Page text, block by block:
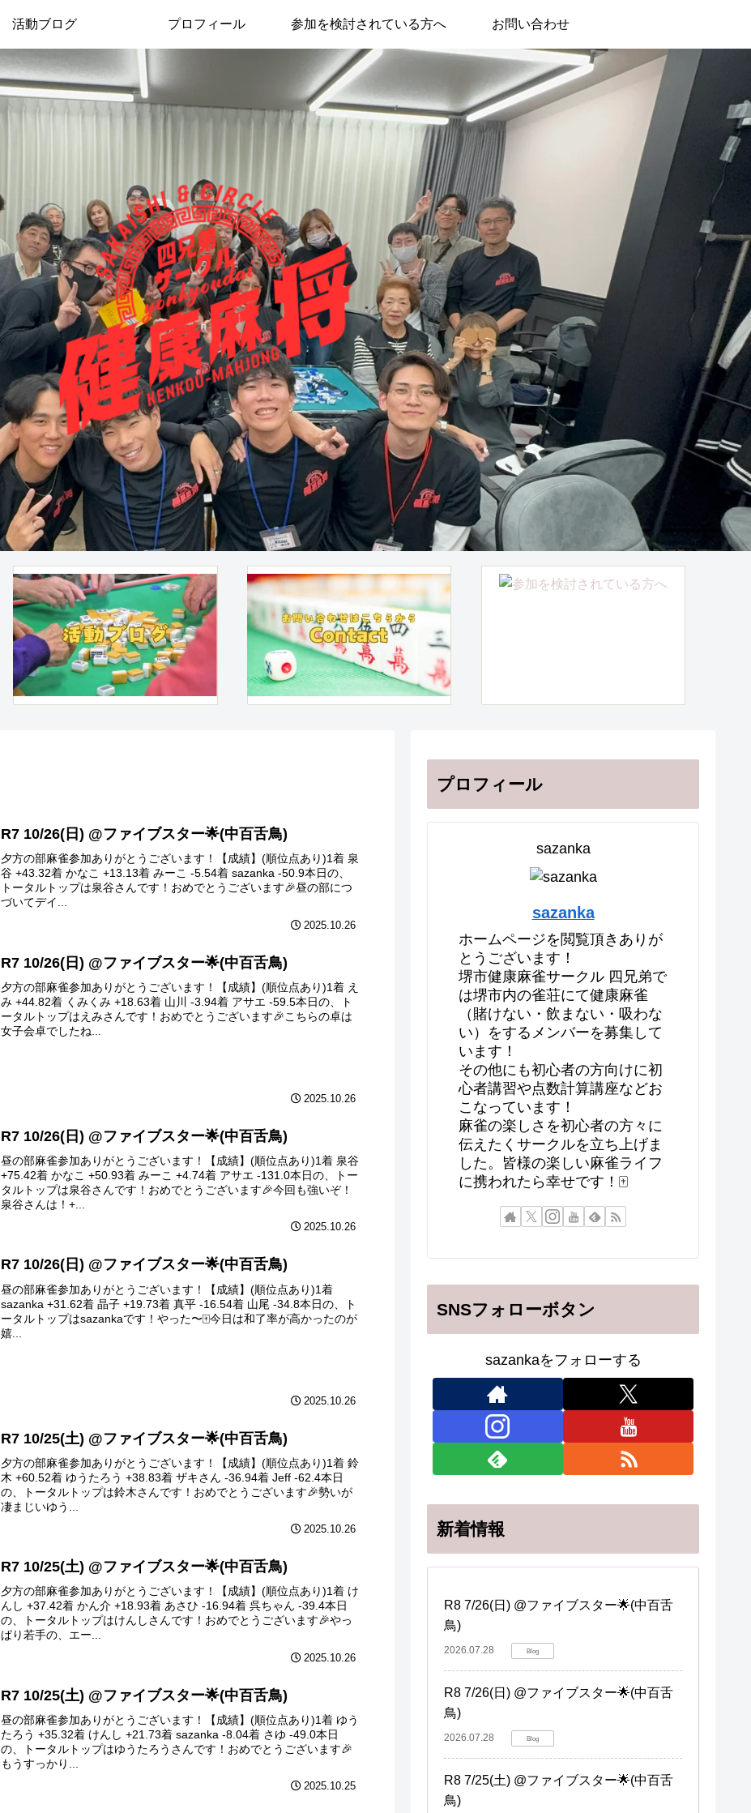
活動ブログ プロフィール 参加を検討されている方へ お問い合わせ
R7 10/26(日) @ファイブスター🌟(中百舌鳥)
夕方の部麻雀参加ありがとうございます！【成績】(順位点あり)1着 泉
谷 +43.32着 かなこ +13.13着 みーこ -5.54着 sazanka -50.9本日の、
トータルトップは泉谷さんです！おめでとうございます🎉昼の部につ
づいてデイ...
2025.10.26
R7 10/26(日) @ファイブスター🌟(中百舌鳥)
夕方の部麻雀参加ありがとうございます！【成績】(順位点あり)1着 え
み +44.82着 くみくみ +18.63着 山川 -3.94着 アサエ -59.5本日の、ト
ータルトップはえみさんです！おめでとうございます🎉こちらの卓は
女子会卓でしたね...
2025.10.26
R7 10/26(日) @ファイブスター🌟(中百舌鳥)
昼の部麻雀参加ありがとうございます！【成績】(順位点あり)1着 泉谷
+75.42着 かなこ +50.93着 みーこ +4.74着 アサエ -131.0本日の、トー
タルトップは泉谷さんです！おめでとうございます🎉今回も強いぞ！
泉谷さんは！+...
2025.10.26
R7 10/26(日) @ファイブスター🌟(中百舌鳥)
昼の部麻雀参加ありがとうございます！【成績】(順位点あり)1着
sazanka +31.62着 晶子 +19.73着 真平 -16.54着 山尾 -34.8本日の、ト
ータルトップはsazankaです！やった〜🀄️今日は和了率が高かったのが
嬉...
2025.10.26
R7 10/25(土) @ファイブスター🌟(中百舌鳥)
夕方の部麻雀参加ありがとうございます！【成績】(順位点あり)1着 鈴
木 +60.52着 ゆうたろう +38.83着 ザキさん -36.94着 Jeff -62.4本日
の、トータルトップは鈴木さんです！おめでとうございます🎉勢いが
凄まじいゆう...
2025.10.26
R7 10/25(土) @ファイブスター🌟(中百舌鳥)
夕方の部麻雀参加ありがとうございます！【成績】(順位点あり)1着 け
んし +37.42着 かん介 +18.93着 あさひ -16.94着 呉ちゃん -39.4本日
の、トータルトップはけんしさんです！おめでとうございます🎉やっ
ぱり若手の、エー...
2025.10.26
R7 10/25(土) @ファイブスター🌟(中百舌鳥)
昼の部麻雀参加ありがとうございます！【成績】(順位点あり)1着 ゆう
たろう +35.32着 けんし +21.73着 sazanka -8.04着 さゆ -49.0本日
の、トータルトップはゆうたろうさんです！おめでとうございます🎉
もうすっかり...
2025.10.25
プロフィール
sazanka
sazanka
ホームページを閲覧頂きありが
とうございます！
堺市健康麻雀サークル 四兄弟で
は堺市内の雀荘にて健康麻雀
（賭けない・飲まない・吸わな
い）をするメンバーを募集して
います！
その他にも初心者の方向けに初
心者講習や点数計算講座などお
こなっています！
麻雀の楽しさを初心者の方々に
伝えたくサークルを立ち上げま
した。皆様の楽しい麻雀ライフ
に携われたら幸せです！🀄
SNSフォローボタン
sazankaをフォローする
新着情報
R8 7/26(日) @ファイブスター🌟(中百舌
鳥)
2026.07.28 Blog
R8 7/26(日) @ファイブスター🌟(中百舌
鳥)
2026.07.28 Blog
R8 7/25(土) @ファイブスター🌟(中百舌
鳥)